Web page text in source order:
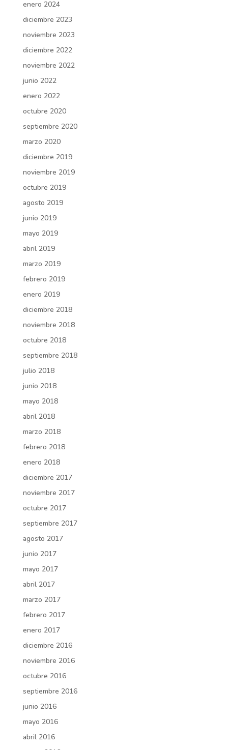
enero 2024
diciembre 2023
noviembre 2023
diciembre 2022
noviembre 2022
junio 2022
enero 2022
octubre 2020
septiembre 2020
marzo 2020
diciembre 2019
noviembre 2019
octubre 2019
agosto 2019
junio 2019
mayo 2019
abril 2019
marzo 2019
febrero 2019
enero 2019
diciembre 2018
noviembre 2018
octubre 2018
septiembre 2018
julio 2018
junio 2018
mayo 2018
abril 2018
marzo 2018
febrero 2018
enero 2018
diciembre 2017
noviembre 2017
octubre 2017
septiembre 2017
agosto 2017
junio 2017
mayo 2017
abril 2017
marzo 2017
febrero 2017
enero 2017
diciembre 2016
noviembre 2016
octubre 2016
septiembre 2016
junio 2016
mayo 2016
abril 2016